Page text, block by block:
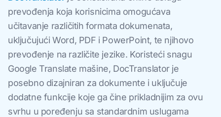
prevođenja koja korisnicima omogućava
učitavanje različitih formata dokumenata,
uključujući Word, PDF i PowerPoint, te njihovo
prevođenje na različite jezike. Koristeći snagu
Google Translate mašine, DocTranslator je
posebno dizajniran za dokumente i uključuje
dodatne funkcije koje ga čine prikladnijim za ovu
svrhu u poređenju sa standardnim uslugama